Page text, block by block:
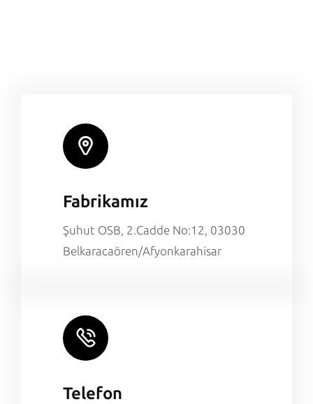
Fabrikamız
Şuhut OSB, 2.Cadde No:12, 03030
Belkaracaören/Afyonkarahisar
Telefon